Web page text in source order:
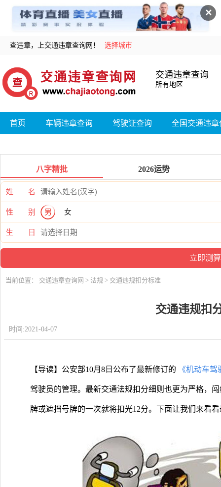
✕
查违章，上交通违章查询网！ 选择城市
交通违章查询
所有地区
首页 车辆违章查询 驾驶证查询 全国交通违
八字精批 2026运势
姓 名
性 别 男 女
生 日
当前位置： 交通违章查询网 > 法规 > 交通违规扣分标准
交通违规扣
时间:2021-04-07
【导读】公安部10月8日公布了最新修订的 《机动车
驾驶员的管理。最新交通法规扣分细则也更为严格，
牌或遮挡号牌的一次就将扣光12分。下面让我们来看